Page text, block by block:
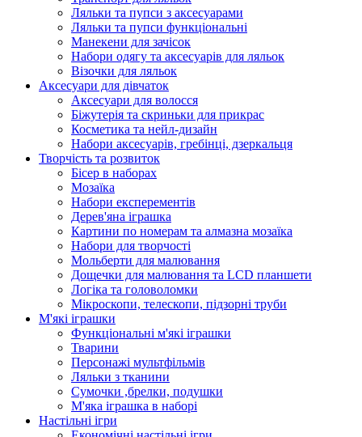
Ляльки та пупси з аксесуарами
Ляльки та пупси функціональні
Манекени для зачісок
Набори одягу та аксесуарів для ляльок
Візочки для ляльок
Аксесуари для дівчаток
Аксесуари для волосся
Біжутерія та скриньки для прикрас
Косметика та нейл-дизайн
Набори аксесуарів, гребінці, дзеркальця
Творчість та розвиток
Бісер в наборах
Мозаїка
Набори експерементів
Дерев'яна іграшка
Картини по номерам та алмазна мозаїка
Набори для творчості
Мольберти для малювання
Дощечки для малювання та LCD планшети
Логіка та головоломки
Мікроскопи, телескопи, підзорні труби
М'які іграшки
Функціональні м'які іграшки
Тварини
Персонажі мультфільмів
Ляльки з тканини
Сумочки ,брелки, подушки
М'яка іграшка в наборі
Настільні ігри